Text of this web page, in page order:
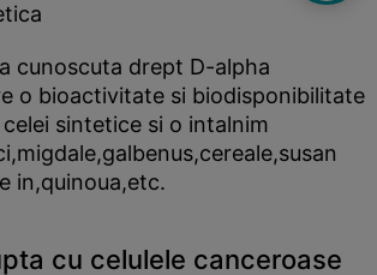
cunoscuta drept D-alpha
o bioactivitate si biodisponibilitate
sintetice si o intalnim
in,quinoua,etc.
cu celulele canceroase